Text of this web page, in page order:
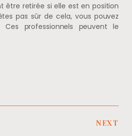
être retirée si elle est en position
pas sûr de cela, vous pouvez
Ces professionnels peuvent le
NEXT